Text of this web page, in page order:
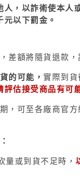
光
色
殊
，以詐術使本人
以下罰金。
差額將隨貨退款，
的可能， 實際到貨
估接受商品有可
，可至各廠商官
量或到貨不足時，